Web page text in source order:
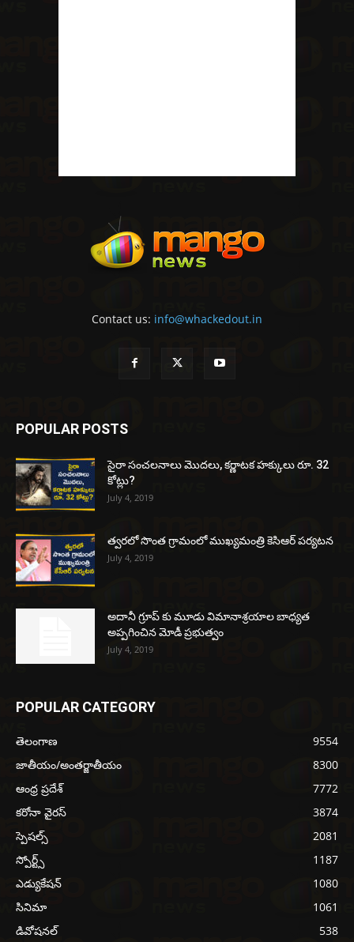
Contact us: info@whackedout.in
POPULAR POSTS
సైరా సంచలనాలు మొదలు, కర్ణాటక హక్కులు రూ. 32
కోట్లు?
July 4, 2019
త్వరలో సొంత గ్రామంలో ముఖ్యమంత్రి కెసిఆర్ పర్యటన
July 4, 2019
అదానీ గ్రూప్ కు మూడు విమానాశ్రయాల బాధ్యత
అప్పగించిన మోడీ ప్రభుత్వం
July 4, 2019
POPULAR CATEGORY
తెలంగాణ
9554
జాతీయం/అంతర్జాతీయం
8300
ఆంధ్ర ప్రదేశ్
7772
కరోనా వైరస్
3874
స్పెషల్స్
2081
స్పోర్ట్స్
1187
ఎడ్యుకేషన్
1080
సినిమా
1061
డివోషనల్
538